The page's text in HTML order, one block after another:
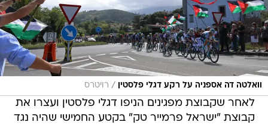
וואלטה דה אספניה על רקע דגלי פלסטין / רויטרס
לאחר שקבוצת מפגינים הניפו דגלי פלסטין ועצרו את
קבוצת "ישראל פרמייר טק" בקטע החמישי שהיה נגד